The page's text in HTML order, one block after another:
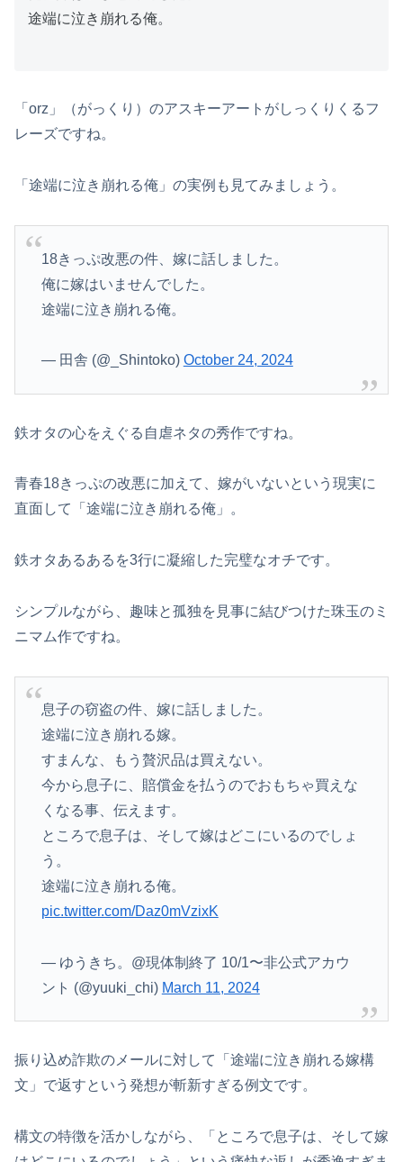
途端に泣き崩れる俺。
「orz」（がっくり）のアスキーアートがしっくりくるフ
レーズですね。
「途端に泣き崩れる俺」の実例も見てみましょう。
18きっぷ改悪の件、嫁に話しました。
俺に嫁はいませんでした。
途端に泣き崩れる俺。
— 田舎 (@_Shintoko) October 24, 2024
鉄オタの心をえぐる自虐ネタの秀作ですね。
青春18きっぷの改悪に加えて、嫁がいないという現実に
直面して「途端に泣き崩れる俺」。
鉄オタあるあるを3行に凝縮した完璧なオチです。
シンプルながら、趣味と孤独を見事に結びつけた珠玉のミ
ニマム作ですね。
息子の窃盗の件、嫁に話しました。
途端に泣き崩れる嫁。
すまんな、もう贅沢品は買えない。
今から息子に、賠償金を払うのでおもちゃ買えな
くなる事、伝えます。
ところで息子は、そして嫁はどこにいるのでしょ
う。
途端に泣き崩れる俺。
pic.twitter.com/Daz0mVzixK
— ゆうきち。@現体制終了 10/1〜非公式アカウ
ント (@yuuki_chi) March 11, 2024
振り込め詐欺のメールに対して「途端に泣き崩れる嫁構
文」で返すという発想が斬新すぎる例文です。
構文の特徴を活かしながら、「ところで息子は、そして嫁